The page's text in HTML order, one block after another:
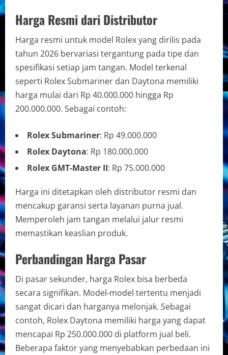
Harga Resmi dari Distributor
Harga resmi untuk model Rolex yang dirilis pada
tahun 2026 bervariasi tergantung pada tipe dan
spesifikasi setiap jam tangan. Model terkenal
seperti Rolex Submariner dan Daytona memiliki
harga mulai dari Rp 40.000.000 hingga Rp
200.000.000. Sebagai contoh:
Rolex Submariner: Rp 49.000.000
Rolex Daytona: Rp 180.000.000
Rolex GMT-Master II: Rp 75.000.000
Harga ini ditetapkan oleh distributor resmi dan
mencakup garansi serta layanan purna jual.
Memperoleh jam tangan melalui jalur resmi
memastikan keaslian produk.
Perbandingan Harga Pasar
Di pasar sekunder, harga Rolex bisa berbeda
secara signifikan. Model-model tertentu menjadi
sangat dicari dan harganya melonjak. Sebagai
contoh, Rolex Daytona memiliki harga yang dapat
mencapai Rp 250.000.000 di platform jual beli.
Beberapa faktor yang menyebabkan perbedaan ini